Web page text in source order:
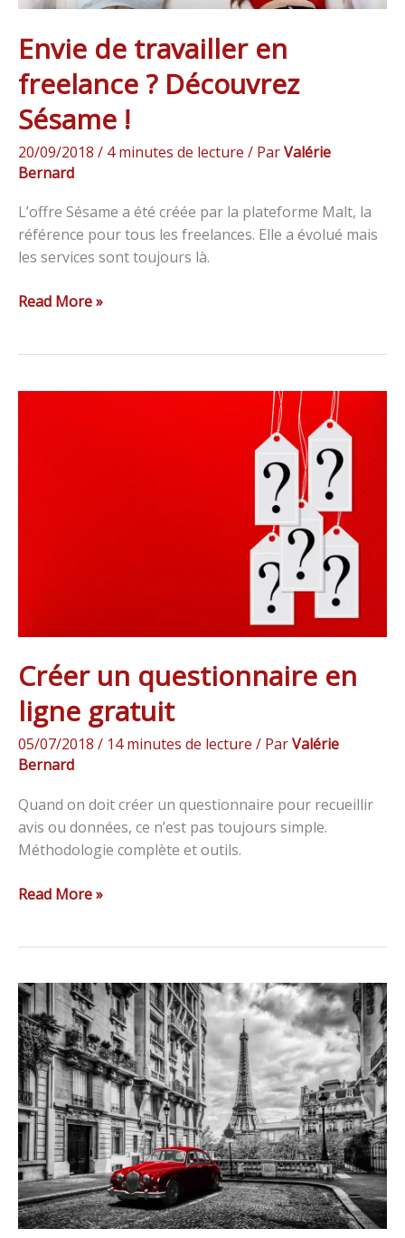
Envie de travailler en
freelance ? Découvrez
Sésame !
20/09/2018 / 4 minutes de lecture / ParValérie
Bernard
L’offre Sésame a été créée par la plateforme Malt, la
référence pour tous les freelances. Elle a évolué mais
les services sont toujours là.
Read More »
Créer un questionnaire en
ligne gratuit
05/07/2018 / 14 minutes de lecture / ParValérie
Bernard
Quand on doit créer un questionnaire pour recueillir
avis ou données, ce n’est pas toujours simple.
Méthodologie complète et outils.
Créer
un
questionnaire
en
ligne
gratuit
Read More »
30
conseils
d’expert
pour
bien
utiliser
LinkedIn